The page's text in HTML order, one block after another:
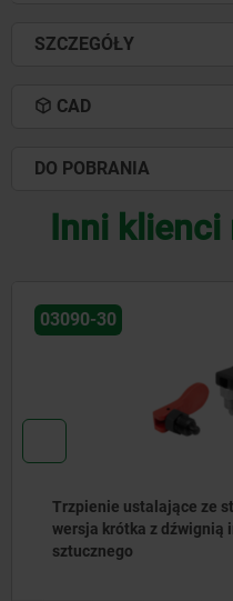
SZCZEGÓŁY
CAD
DO POBRANIA
Inni
03090-30
Trzpienie ustalające ze
wersja krótka z dźwignią
sztucznego